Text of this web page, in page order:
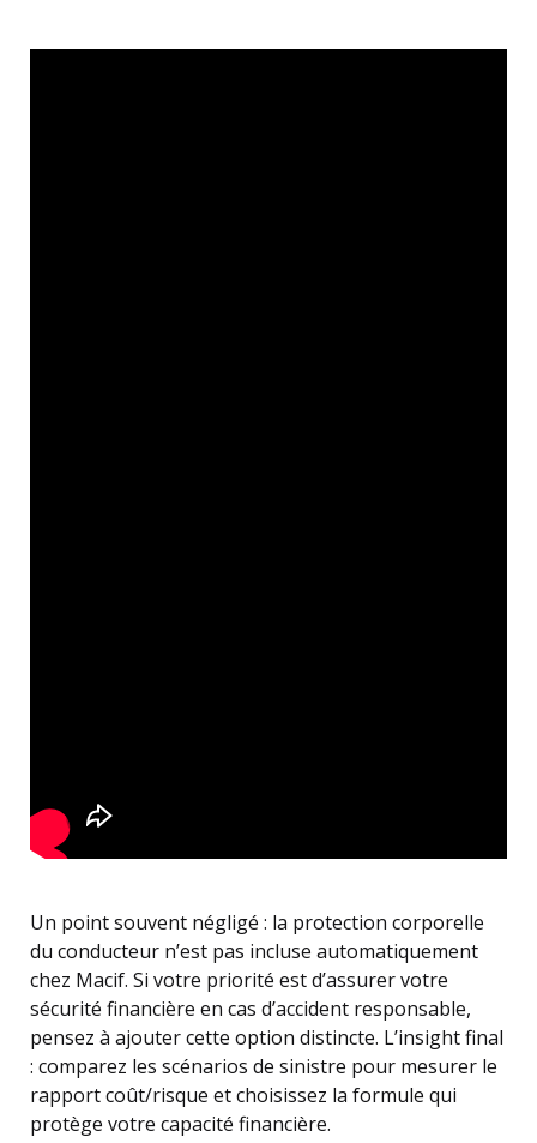
Un point souvent négligé : la protection corporelle
du conducteur n’est pas incluse automatiquement
chez Macif. Si votre priorité est d’assurer votre
sécurité financière en cas d’accident responsable,
pensez à ajouter cette option distincte. L’insight final
: comparez les scénarios de sinistre pour mesurer le
rapport coût/risque et choisissez la formule qui
protège votre capacité financière.